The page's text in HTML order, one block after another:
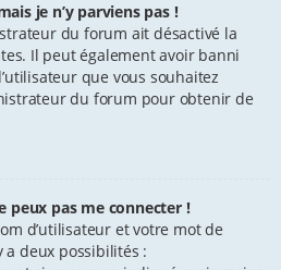
je n’y parviens pas !
du forum ait désactivé la
Il peut également avoir banni
que vous souhaitez
du forum pour obtenir de
peux pas me connecter !
d’utilisateur et votre mot de
a deux possibilités :